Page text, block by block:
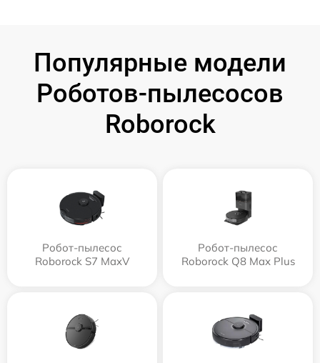
Популярные модели
Роботов-пылесосов
Roborock
Робот-пылесос
Roborock S7 MaxV
Робот-пылесос
Roborock Q8 Max Plus